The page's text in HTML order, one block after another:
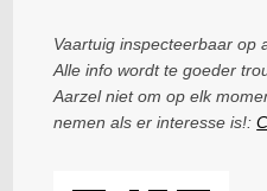
Vaartuig inspecteerbaar op
Alle info wordt te goeder
Aarzel niet om op elk
nemen als er interesse is!: